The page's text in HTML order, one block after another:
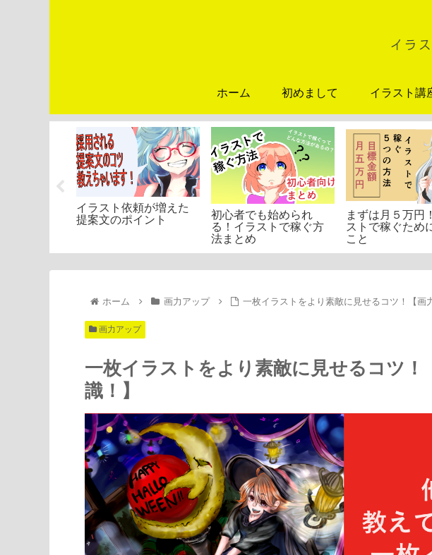
ホーム 初めまして イラスト講
イラスト依頼が増えた
提案文のポイント
初心者でも始められ
る！イラストで稼ぐ方
法まとめ
まずは月５万円
ストで稼ぐため
こと
ホーム 画力アップ 一枚イラストをより素敵に見せるコツ！【画
画力アップ
一枚イラストをより素敵に見せるコツ！
識！】